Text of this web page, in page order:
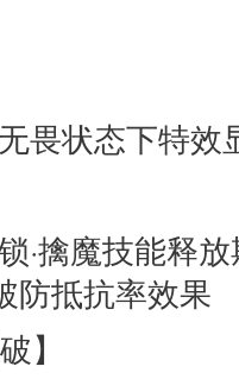
状态下特效
擒魔技能释
防抵抗率效果
】